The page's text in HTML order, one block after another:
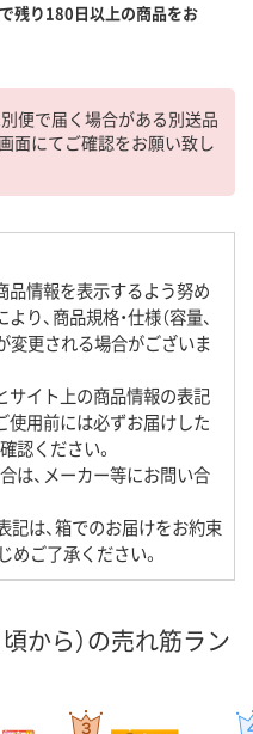
残り180日以上の商品をお
便で届く場合がある別送品
面にてご確認をお願い致し
品情報を表示するよう努め
り、商品規格・仕様（容量、
変更される場合がございま
サイト上の商品情報の表記
使用前には必ずお届けした
認ください。
は、メーカー等にお問い合
記は、箱でのお届けをお約束
めご了承ください。
から）の売れ筋ラン